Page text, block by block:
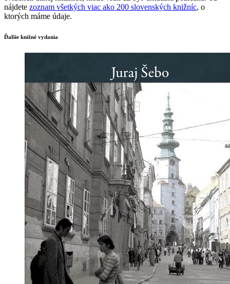
nájdete zoznam všetkých viac ako 200 slovenských knižníc, o
ktorých máme údaje.
Ďalšie knižné vydania